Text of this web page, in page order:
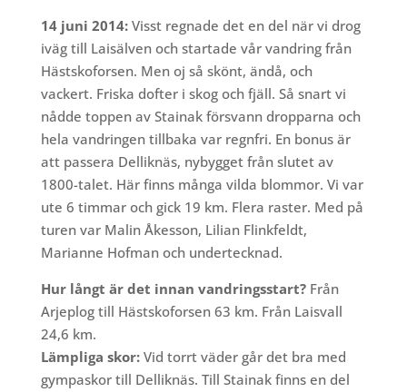
14 juni 2014:Visst regnade det en del när vi drog
iväg till Laisälven och startade vår vandring från
Hästskoforsen. Men oj så skönt, ändå, och
vackert. Friska dofter i skog och fjäll. Så snart vi
nådde toppen av Stainak försvann dropparna och
hela vandringen tillbaka var regnfri. En bonus är
att passera Delliknäs, nybygget från slutet av
1800-talet. Här finns många vilda blommor. Vi var
ute 6 timmar och gick 19 km. Flera raster. Med på
turen var Malin Åkesson, Lilian Flinkfeldt,
Marianne Hofman och undertecknad.
Hur långt är det innan vandringsstart?Från
Arjeplog till Hästskoforsen 63 km. Från Laisvall
24,6 km.
Lämpliga skor:Vid torrt väder går det bra med
gympaskor till Delliknäs. Till Stainak finns en del